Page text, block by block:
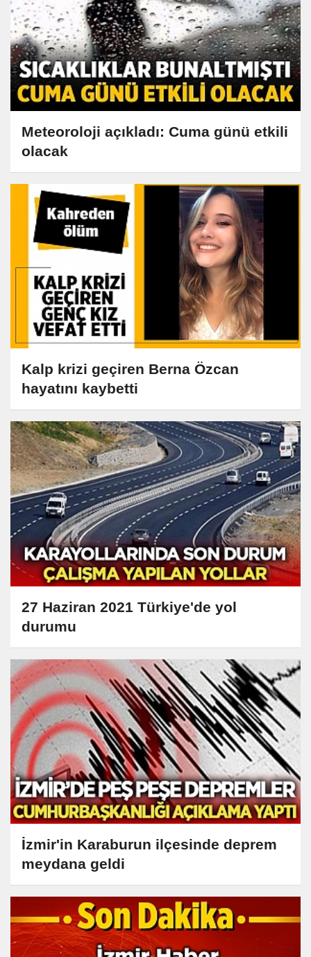
Meteoroloji açıkladı: Cuma günü etkili
olacak
Kalp krizi geçiren Berna Özcan
hayatını kaybetti
27 Haziran 2021 Türkiye'de yol
durumu
İzmir'in Karaburun ilçesinde deprem
meydana geldi